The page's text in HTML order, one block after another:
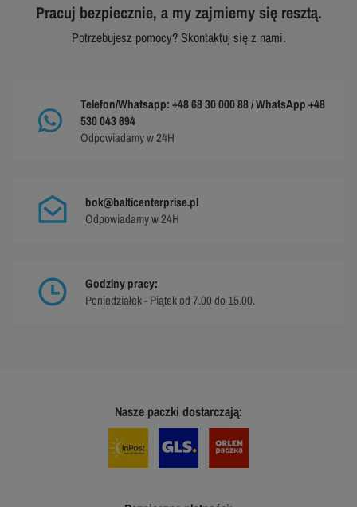
Pracuj bezpiecznie, a my zajmiemy się resztą.
Potrzebujesz pomocy? Skontaktuj się z nami.
Telefon/Whatsapp: +48 68 30 000 88 / WhatsApp +48
530 043 694
Odpowiadamy w 24H
bok@balticenterprise.pl
Odpowiadamy w 24H
Godziny pracy:
Poniedziałek - Piątek od 7.00 do 15.00.
Nasze paczki dostarczają: